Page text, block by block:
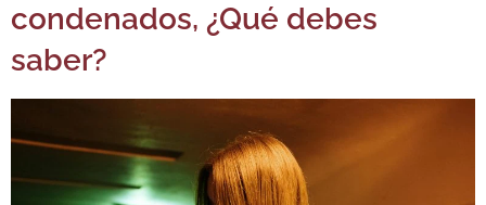
condenados, ¿Qué debes
saber?